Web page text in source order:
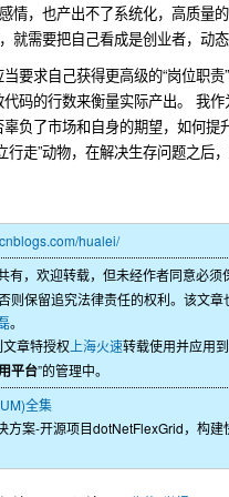
情，也产出不了系统化，高质量
就需要把自己看成是创业者，动态
要求自己获得更高级的“岗位职
码的行数来衡量实际产出。 我
负了市场和自身的期望，如何提
走”动物，在解决生存问题之后
hualei/
有，欢迎转载，但未经作者同意必须
则保留追究法律责任的权利。该文章
。
章特授权 上海火速转载使用并应用
平台”的管理中。
全集
方案-开源项目dotNetFlexGrid，构建